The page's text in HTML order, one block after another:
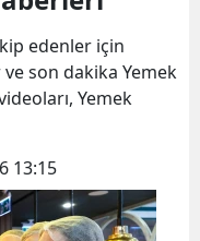
edenler için
son dakika Yemek
Yemek
13:15